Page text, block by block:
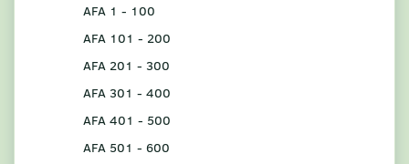
AFA 1 - 100
AFA 101 - 200
AFA 201 - 300
AFA 301 - 400
AFA 401 - 500
AFA 501 - 600